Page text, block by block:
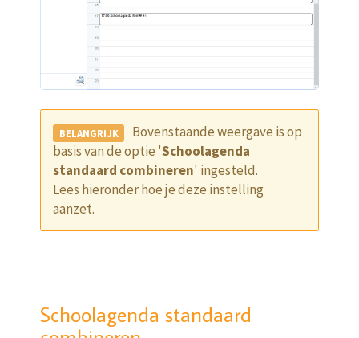
Bovenstaande weergave is op
basis van de optie 'Schoolagenda
standaard combineren' ingesteld.
Lees hieronder hoe je deze instelling
aanzet.
Schoolagenda standaard